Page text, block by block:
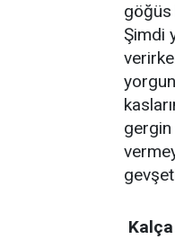
göğüs
Şimdi
gergin